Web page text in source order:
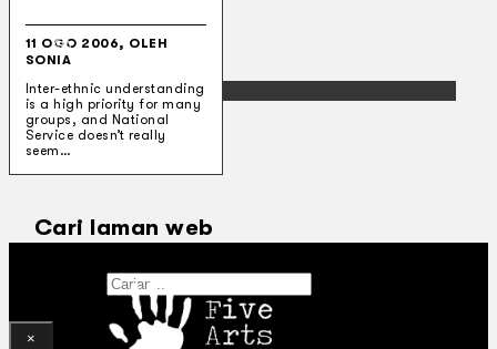
Hubungi Kami
BM
EN
Cari laman web
×
11 OGO 2006, OLEH
SONIA
Inter-ethnic understanding
is a high priority for many
groups, and National
Service doesn’t really
seem…